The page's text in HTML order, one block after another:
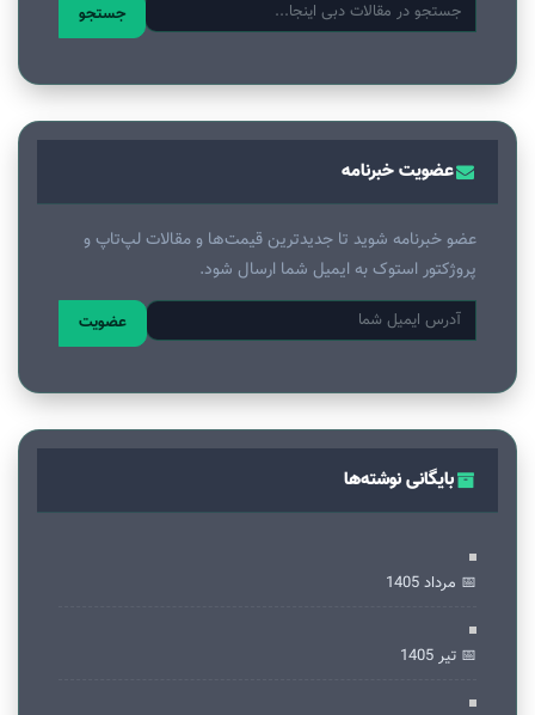
جستجو
عضویت خبرنامه
عضو خبرنامه شوید تا جدیدترین قیمت‌ها و مقالات لپ‌تاپ و
پروژکتور استوک به ایمیل شما ارسال شود.
عضویت
بایگانی نوشته‌ها
📅 مرداد 1405
📅 تير 1405